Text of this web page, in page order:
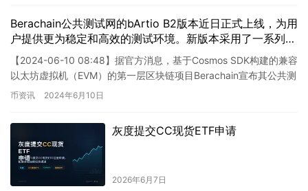
Berachain公共测试网的bArtio B2版本近日正式上线，为用
户提供更为稳定和高效的测试环境。新版本采用了一系列优
化措施，致力于改进用户的体验和提升系统性能。比如，我
们对系统进行了精心调整，使其更加稳定可靠，同时优化了
用户界面，使其更加友好易用。此外，我们还对系统进行了
安全性的加强，并对敏感词进行了处理，确保用户信息的保
提供更高水准的服务。让我们一起期待bArtio B2版本带来
的更多惊喜吧！
【2024-06-10 08:48】据官方消息，基于Cosmos SDK构建的兼容
以太坊虚拟机（EVM）的第一层区块链项目Berachain宣布其公共测
试网bArtio B2已正式…
币资讯 2024年6月10日
灰度提交CC现货ETF申请
2026年6月7日